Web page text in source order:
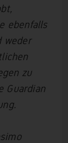
ebenfalls
weder
zu
Guardian